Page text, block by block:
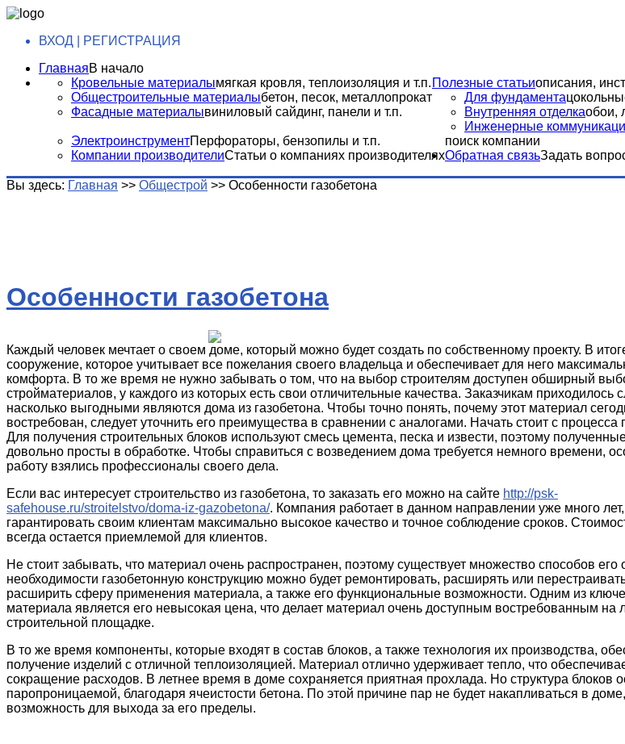
ВХОД | РЕГИСТРАЦИЯ
ГлавнаяВ начало
Полезные статьиописания,
Кровельные материалымягкая кровля, теплоизоляция и т.п.
Общестроительные материалыбетон, песок, металлопрокат
Фасадные материалывиниловый сайдинг, панели и т.п.
Для фундамента
Внутренняя отделкаобои,
Инженерные
ЭлектроинструментПерфораторы, бензопилы и т.п.
Компании производителиСтатьи о компаниях производителях
поиск компании
Обратная связьЗадать
Вы здесь: Главная >> Общестрой >> Особенности газобетона
Особенности газобетона
Каждый человек мечтает о своем доме, который можно будет создать по собственному проекту. В
сооружение, которое учитывает все пожелания своего владельца и обеспечивает для него
комфорта. В то же время не нужно забывать о том, что на выбор строителям доступен обширный
стройматериалов, у каждого из которых есть свои отличительные качества. Заказчикам приходилось
насколько выгодными являются дома из газобетона. Чтобы точно понять, почему этот материал
востребован, следует уточнить его преимущества в сравнении с аналогами. Начать стоит с процесса
Для получения строительных блоков используют смесь цемента, песка и извести, поэтому
довольно просты в обработке. Чтобы справиться с возведением дома требуется немного времени,
работу взялись профессионалы своего дела.
Если вас интересует строительство из газобетона, то заказать его можно на сайте http://psk-
safehouse.ru/stroitelstvo/doma-iz-gazobetona/. Компания работает в данном направлении уже много
гарантировать своим клиентам максимально высокое качество и точное соблюдение сроков.
всегда остается приемлемой для клиентов.
Не стоит забывать, что материал очень распространен, поэтому существует множество способов его
необходимости газобетонную конструкцию можно будет ремонтировать, расширять или
расширить сферу применения материала, а также его функциональные возможности. Одним из
материала является его невысокая цена, что делает материал очень доступным востребованным на
строительной площадке.
В то же время компоненты, которые входят в состав блоков, а также технология их производства,
получение изделий с отличной теплоизоляцией. Материал отлично удерживает тепло, что
сокращение расходов. В летнее время в доме сохраняется приятная прохлада. Но структура блоков
паропроницаемой, благодаря ячеистости бетона. По этой причине пар не будет накапливаться в
возможность для выхода за его пределы.